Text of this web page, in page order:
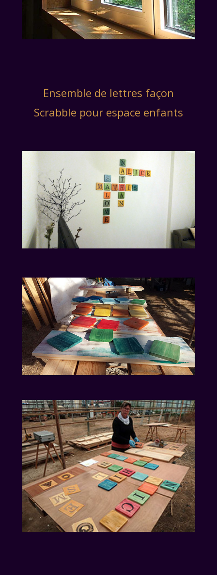
Ensemble de lettres façon
Scrabble pour espace enfants